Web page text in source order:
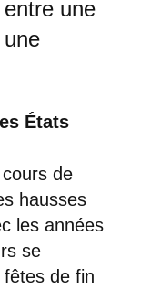
une
États
de
hausses
les années
se
fêtes de fin